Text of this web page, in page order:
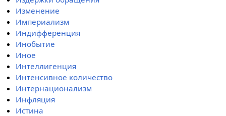
Изменение
Империализм
Индифференция
Инобытие
Иное
Интеллигенция
Интенсивное количество
Интернационализм
Инфляция
Истина